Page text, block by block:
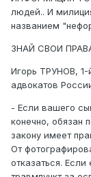
людей.. И
названием
ЗНАЙ СВОИ
Игорь ТРУНОВ, 1-
адвокатов
- Если вашего
конечно, обязан
закону имеет
От
отказаться.